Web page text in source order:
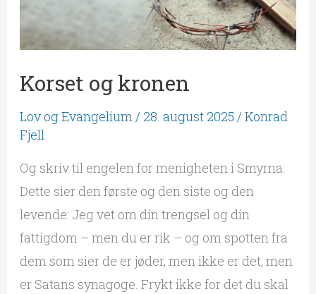
Korset og kronen
Lov og Evangelium/ 28. august 2025 /Konrad
Fjell
Og skriv til engelen for menigheten i Smyrna:
Dette sier den første og den siste og den
levende: Jeg vet om din trengsel og din
fattigdom – men du er rik – og om spotten fra
dem som sier de er jøder, men ikke er det, men
er Satans synagoge. Frykt ikke for det du skal